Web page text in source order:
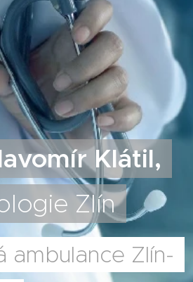
Klátil,
Zlín
ambulance Zlín-